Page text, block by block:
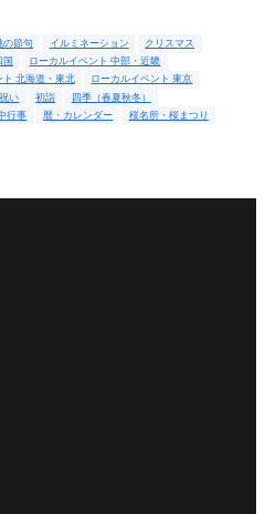
の節句 イルミネーション
クリスマス
国
ローカルイベント 中部・近畿
ト 北海道・東北
ローカルイベント 東京
い 初詣
四季（春夏秋冬）
行事 暦・カレンダー
桜名所・桜まつり